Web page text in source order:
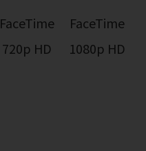
FaceTime
720p HD
FaceTime
1080p HD